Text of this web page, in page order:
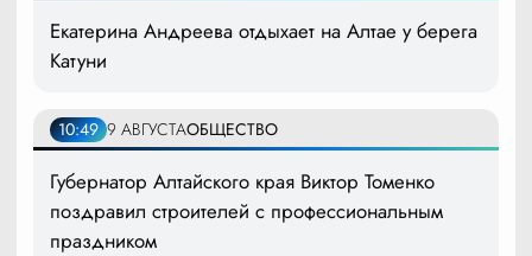
Екатерина Андреева отдыхает на Алтае у берега
Катуни
10:49 9 АВГУСТАОБЩЕСТВО
Губернатор Алтайского края Виктор Томенко
поздравил строителей с профессиональным
праздником